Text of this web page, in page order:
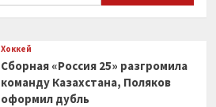
Хоккей
Сборная «Россия 25» разгромила
команду Казахстана, Поляков
оформил дубль